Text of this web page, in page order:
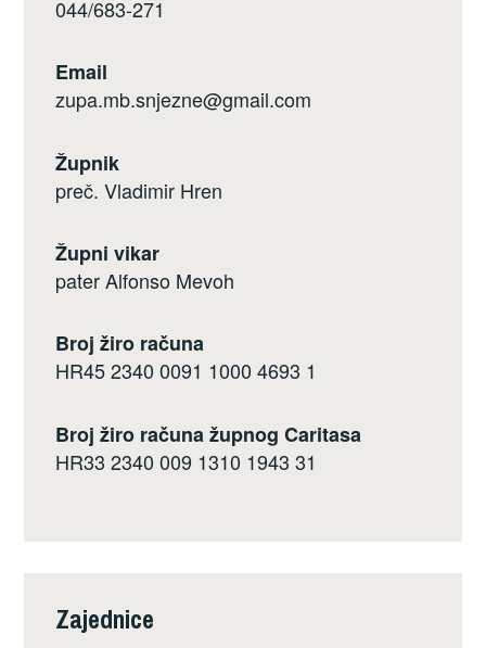
044/683-271
Email
zupa.mb.snjezne@gmail.com
Župnik
preč. Vladimir Hren
Župni vikar
pater Alfonso Mevoh
Broj žiro računa
HR45 2340 0091 1000 4693 1
Broj žiro računa župnog Caritasa
HR33 2340 009 1310 1943 31
Zajednice